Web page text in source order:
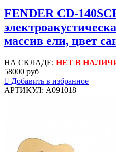
FENDER CD-
массив ели, цвет
НА СКЛАДЕ: НЕТ В
58000 руб
Добавить в избранное
АРТИКУЛ: A091018